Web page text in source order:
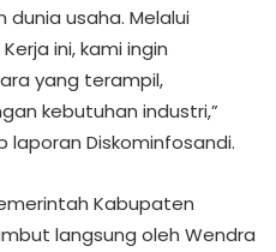
usaha. Melalui
ini, kami ingin
yang terampil,
kebutuhan industri,”
laporan Diskominfosandi.
Kabupaten
langsung oleh Wendra